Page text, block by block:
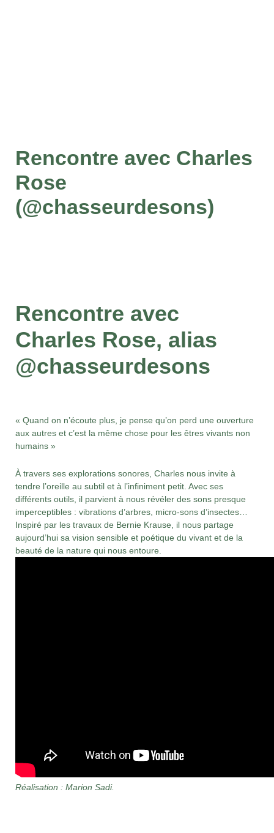
Rencontre avec Charles
Rose
(@chasseurdesons)
Rencontre avec
Charles Rose, alias
@chasseurdesons
« Quand on n’écoute plus, je pense qu’on perd une ouverture
aux autres et c’est la même chose pour les êtres vivants non
humains »
À travers ses explorations sonores, Charles nous invite à
tendre l’oreille au subtil et à l’infiniment petit. Avec ses
différents outils, il parvient à nous révéler des sons presque
imperceptibles : vibrations d’arbres, micro-sons d’insectes…
Inspiré par les travaux de Bernie Krause, il nous partage
aujourd’hui sa vision sensible et poétique du vivant et de la
beauté de la nature qui nous entoure.
Réalisation : Marion Sadi.